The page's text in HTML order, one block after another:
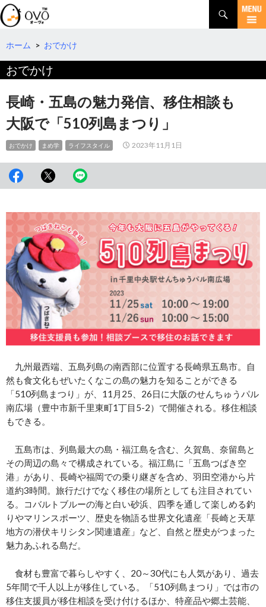
検
索
コ
テ
ツ
へ
ホーム > おでかけ
おでかけ
長崎・五島の魅力発信、移住相談も
大阪で「510列島まつり」
おでかけ まめ学 ライフスタイル 2023年11月1日
九州最西端、五島列島の南西部に位置する長崎県五島市。自
然も食文化もぜいたくなこの島の魅力を知ることができる
「510列島まつり」が、11月25、26日に大阪のせんちゅうパル
南広場（豊中市新千里東町1丁目5-2）で開催される。移住相談
もできる。
五島市は、列島最大の島・福江島を含む、久賀島、奈留島と
その周辺の島々で構成されている。福江島に「五島つばき空
港」があり、長崎や福岡での乗り継ぎを含め、羽田空港から片
道約3時間。旅行だけでなく移住の場所としても注目されてい
る。コバルトブルーの海と白い砂浜、四季を通して楽しめる釣
りやマリンスポーツ、歴史を物語る世界文化遺産「長崎と天草
地方の潜伏キリシタン関連遺産」など、自然と歴史がつまった
魅力あふれる島だ。
食材も豊富で暮らしやすく、20～30代にも人気があり、過去
5年間で千人以上が移住している。「510列島まつり」では市の
移住支援員が移住相談を受け付けるほか、特産品や郷土芸能、